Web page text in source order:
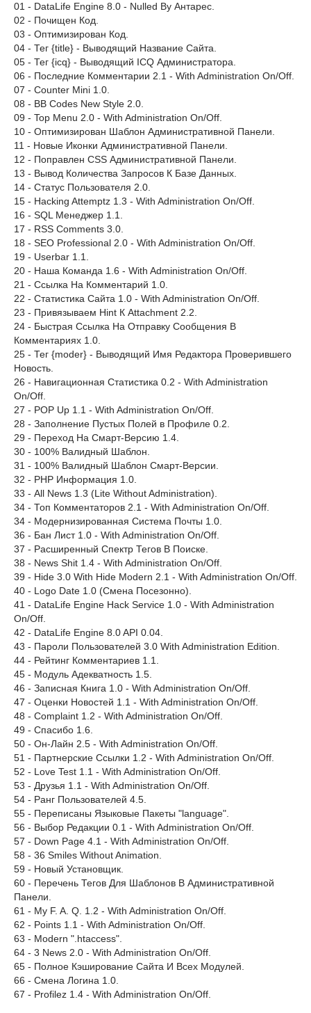
01 - DataLife Engine 8.0 - Nulled By Антарес.
02 - Почищен Код.
03 - Оптимизирован Код.
04 - Тег {title} - Выводящий Название Сайта.
05 - Тег {icq} - Выводящий ICQ Администратора.
06 - Последние Комментарии 2.1 - With Administration On/Off.
07 - Counter Mini 1.0.
08 - BB Codes New Style 2.0.
09 - Top Menu 2.0 - With Administration On/Off.
10 - Оптимизирован Шаблон Административной Панели.
11 - Новые Иконки Административной Панели.
12 - Поправлен CSS Административной Панели.
13 - Вывод Количества Запросов К Базе Данных.
14 - Статус Пользователя 2.0.
15 - Hacking Attemptz 1.3 - With Administration On/Off.
16 - SQL Менеджер 1.1.
17 - RSS Comments 3.0.
18 - SEO Professional 2.0 - With Administration On/Off.
19 - Userbar 1.1.
20 - Наша Команда 1.6 - With Administration On/Off.
21 - Ссылка На Комментарий 1.0.
22 - Статистика Сайта 1.0 - With Administration On/Off.
23 - Привязываем Hint К Attachment 2.2.
24 - Быстрая Ссылка На Отправку Сообщения В
Комментариях 1.0.
25 - Тег {moder} - Выводящий Имя Редактора Проверившего
Новость.
26 - Навигационная Статистика 0.2 - With Administration
On/Off.
27 - POP Up 1.1 - With Administration On/Off.
28 - Заполнение Пустых Полей в Профиле 0.2.
29 - Переход На Смарт-Версию 1.4.
30 - 100% Валидный Шаблон.
31 - 100% Валидный Шаблон Смарт-Версии.
32 - PHP Информация 1.0.
33 - All News 1.3 (Lite Without Administration).
34 - Топ Комментаторов 2.1 - With Administration On/Off.
34 - Модернизированная Система Почты 1.0.
36 - Бан Лист 1.0 - With Administration On/Off.
37 - Расширенный Спектр Тегов В Поиске.
38 - News Shit 1.4 - With Administration On/Off.
39 - Hide 3.0 With Hide Modern 2.1 - With Administration On/Off.
40 - Logo Date 1.0 (Смена Посезонно).
41 - DataLife Engine Hack Service 1.0 - With Administration
On/Off.
42 - DataLife Engine 8.0 API 0.04.
43 - Пароли Пользователей 3.0 With Administration Edition.
44 - Рейтинг Комментариев 1.1.
45 - Модуль Адекватность 1.5.
46 - Записная Книга 1.0 - With Administration On/Off.
47 - Оценки Новостей 1.1 - With Administration On/Off.
48 - Complaint 1.2 - With Administration On/Off.
49 - Спасибо 1.6.
50 - Он-Лайн 2.5 - With Administration On/Off.
51 - Партнерские Ссылки 1.2 - With Administration On/Off.
52 - Love Test 1.1 - With Administration On/Off.
53 - Друзья 1.1 - With Administration On/Off.
54 - Ранг Пользователей 4.5.
55 - Переписаны Языковые Пакеты "language".
56 - Выбор Редакции 0.1 - With Administration On/Off.
57 - Down Page 4.1 - With Administration On/Off.
58 - 36 Smiles Without Animation.
59 - Новый Установщик.
60 - Перечень Тегов Для Шаблонов В Административной
Панели.
61 - My F. A. Q. 1.2 - With Administration On/Off.
62 - Points 1.1 - With Administration On/Off.
63 - Modern ".htaccess".
64 - 3 News 2.0 - With Administration On/Off.
65 - Полное Кэширование Сайта И Всех Модулей.
66 - Смена Логина 1.0.
67 - Profilez 1.4 - With Administration On/Off.